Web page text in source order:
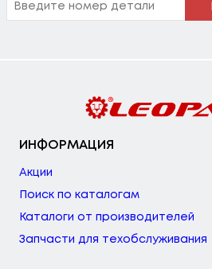
ИНФОРМАЦИЯ
Акции
Поиск по каталогам
Каталоги от производителей
Запчасти для техобслуживания